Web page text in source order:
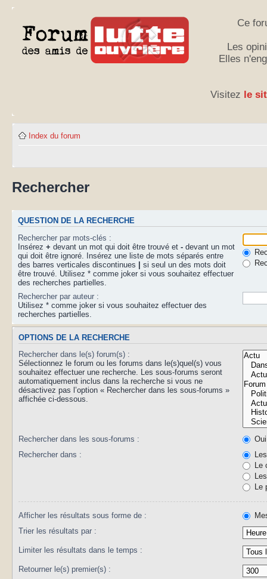
Ce
Les
Elles
Visitez le
Index du forum
Rechercher
QUESTION DE LA RECHERCHE
Rechercher par mots-clés :
Insérez + devant un mot qui doit être trouvé et - devant un mot
qui doit être ignoré. Insérez une liste de mots séparés entre
des barres verticales discontinues
si seul un des mots doit
être trouvé. Utilisez * comme joker si vous souhaitez effectuer
des recherches partielles.
Rechercher par auteur :
Utilisez * comme joker si vous souhaitez effectuer des
recherches partielles.
OPTIONS DE LA RECHERCHE
Rechercher dans le(s) forum(s) :
Sélectionnez le forum ou les forums dans le(s)quel(s) vous
souhaitez effectuer une recherche. Les sous-forums seront
automatiquement inclus dans la recherche si vous ne
désactivez pas l’option « Rechercher dans les sous-forums »
affichée ci-dessous.
Rechercher dans les sous-forums :
Oui
Rechercher dans :
Le
Le
Afficher les résultats sous forme de :
Trier les résultats par :
Limiter les résultats dans le temps :
Retourner le(s) premier(s) :